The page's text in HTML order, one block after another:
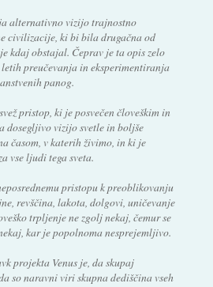
alternativno vizijo trajnostno
civilizacije, ki bi bila drugačna od
kdaj obstajal. Čeprav je ta opis zelo
letih preučevanja in eksperimentiranja
panog.
pristop, ki je posvečen človeškim in
dosegljivo vizijo svetle in boljše
časom, v katerih živimo, in ki je
vse ljudi tega sveta.
pristopu k preoblikovanju
revščina, lakota, dolgovi, uničevanje
trpljenje ne zgolj nekaj, čemur se
kar je popolnoma nesprejemljivo.
projekta Venus je, da skupaj
so naravni viri skupna dediščina vseh